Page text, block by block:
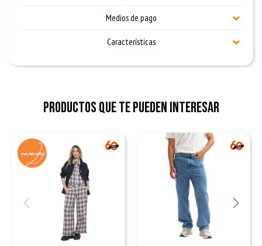
Medios de pago
Características
Productos que te pueden interesar